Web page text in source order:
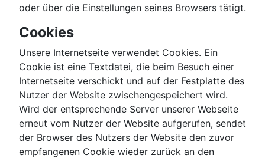
oder über die Einstellungen seines Browsers tätigt.
Cookies
Unsere Internetseite verwendet Cookies. Ein
Cookie ist eine Textdatei, die beim Besuch einer
Internetseite verschickt und auf der Festplatte des
Nutzer der Website zwischengespeichert wird.
Wird der entsprechende Server unserer Webseite
erneut vom Nutzer der Website aufgerufen, sendet
der Browser des Nutzers der Website den zuvor
empfangenen Cookie wieder zurück an den